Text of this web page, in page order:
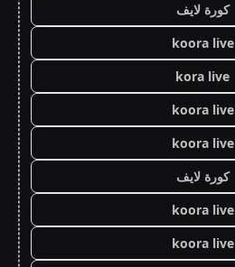
كورة لايف
koora live
kora live
koora live
koora live
كورة لايف
koora live
koora live